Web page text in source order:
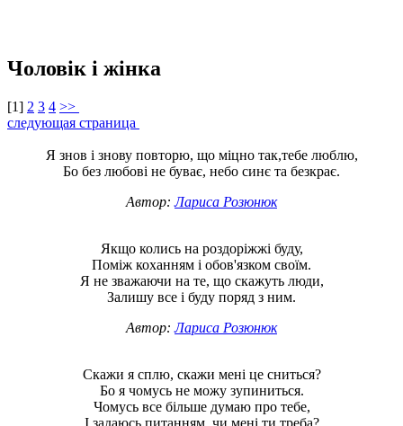
Чоловік і жінка
[1] 2 3 4 >>
следующая страница
Я знов і знову повторю, що міцно так,тебе люблю,
Бо без любові не буває, небо синє та безкрає.
Автор:Лариса Розюнюк
Якщо колись на роздоріжжі буду,
Поміж коханням і обов'язком своїм.
Я не зважаючи на те, що скажуть люди,
Залишу все і буду поряд з ним.
Автор:Лариса Розюнюк
Скажи я сплю, скажи мені це сниться?
Бо я чомусь не можу зупиниться.
Чомусь все більше думаю про тебе,
І задаюсь питанням, чи мені ти треба?